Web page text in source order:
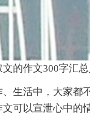
文的作文300字汇
生活中，大家都
可以宣泄心中的